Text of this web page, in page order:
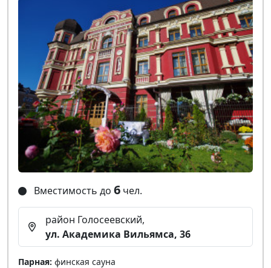
Вместимость до 6 чел.
район Голосеевский,
ул. Академика Вильямса, 36
Парная: финская сауна